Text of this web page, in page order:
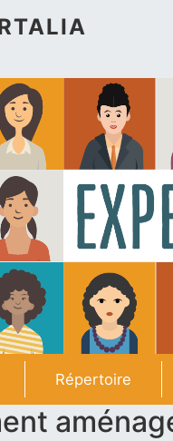
Répertoire